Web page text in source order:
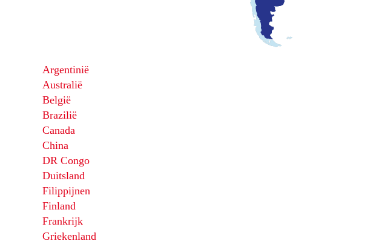
Argentinië
Australië
België
Brazilië
Canada
China
DR Congo
Duitsland
Filippijnen
Finland
Frankrijk
Griekenland